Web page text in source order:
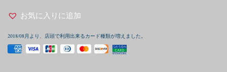
お気に入りに追加
2018/08月より、店頭で利用出来るカード種類が増えました。